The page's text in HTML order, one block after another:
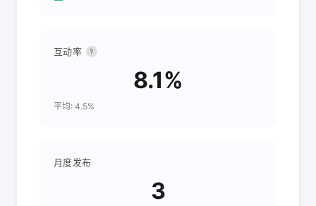
互动率 ?
8.1%
平均: 4.5%
月度发布
3